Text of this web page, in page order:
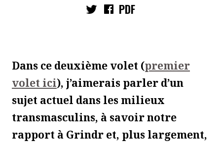
PDF
Dans ce deuxième volet (premier
volet ici), j’aimerais parler d’un
sujet actuel dans les milieux
transmasculins, à savoir notre
rapport à Grindr et, plus largement,